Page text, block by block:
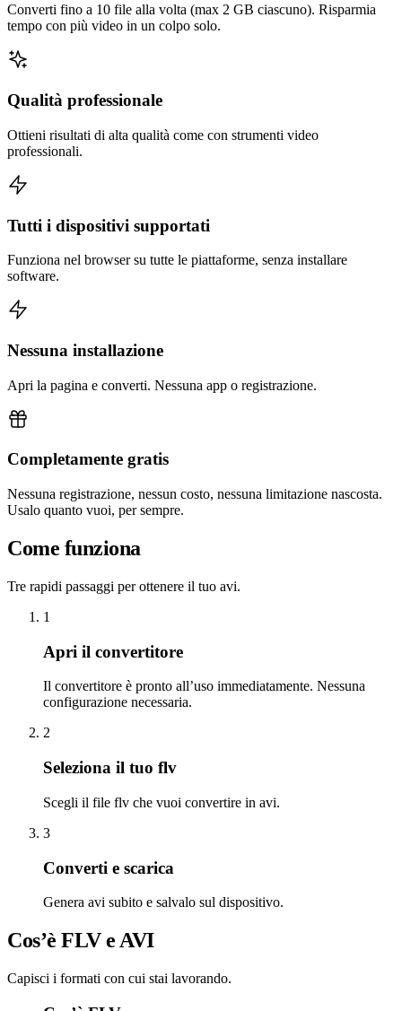
Converti fino a 10 file alla volta (max 2 GB ciascuno). Risparmia
tempo con più video in un colpo solo.
Qualità professionale
Ottieni risultati di alta qualità come con strumenti video
professionali.
Tutti i dispositivi supportati
Funziona nel browser su tutte le piattaforme, senza installare
software.
Nessuna installazione
Apri la pagina e converti. Nessuna app o registrazione.
Completamente gratis
Nessuna registrazione, nessun costo, nessuna limitazione nascosta.
Usalo quanto vuoi, per sempre.
Come funziona
Tre rapidi passaggi per ottenere il tuo avi.
1
Apri il convertitore
Il convertitore è pronto all’uso immediatamente. Nessuna
configurazione necessaria.
2
Seleziona il tuo flv
Scegli il file flv che vuoi convertire in avi.
3
Converti e scarica
Genera avi subito e salvalo sul dispositivo.
Cos’è FLV e AVI
Capisci i formati con cui stai lavorando.